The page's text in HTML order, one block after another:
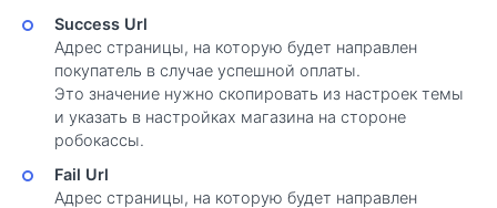
Success Url
Адрес страницы, на которую будет направлен
покупатель в случае успешной оплаты.
Это значение нужно скопировать из настроек темы
и указать в настройках магазина на стороне
робокассы.
Fail Url
Адрес страницы, на которую будет направлен